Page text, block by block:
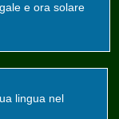
e ora solare
lingua nel